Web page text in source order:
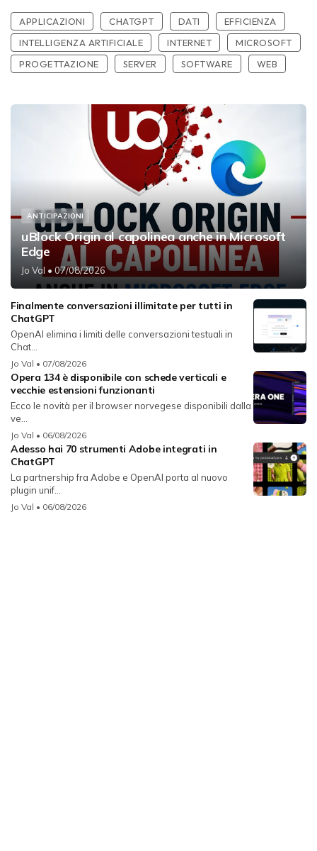
APPLICAZIONI CHATGPT DATI
EFFICIENZA
INTELLIGENZA ARTIFICIALE
INTERNET
MICROSOFT
PROGETTAZIONE
SERVER SOFTWARE WEB
ANTICIPAZIONI
uBlock Origin al capolinea anche in Microsoft
Edge
Jo Val • 07/08/2026
Finalmente conversazioni illimitate per tutti in
ChatGPT
OpenAI elimina i limiti delle conversazioni testuali in
Chat...
Jo Val • 07/08/2026
Opera 134 è disponibile con schede verticali e
vecchie estensioni funzionanti
Ecco le novità per il browser norvegese disponibili dalla
ve...
Jo Val • 06/08/2026
Adesso hai 70 strumenti Adobe integrati in
ChatGPT
La partnership fra Adobe e OpenAI porta al nuovo
plugin unif...
Jo Val • 06/08/2026